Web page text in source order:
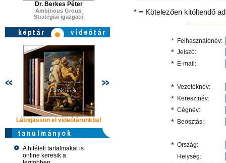
Dr. Berkes Péter
Ambitious Group
Stratégiai igazgató
Látogasson el videótárunkba! Látogasson el videótárunkba!Látogasson
A hitéleti tartalmakat is
online keresik a
* = Kötelezően kitöltendő
* Felhasználónév:
* Jelszó:
* E-mail:
* Vezetéknév:
* Keresztnév:
* Cégnév:
* Beosztás:
* Ország:
Helység: